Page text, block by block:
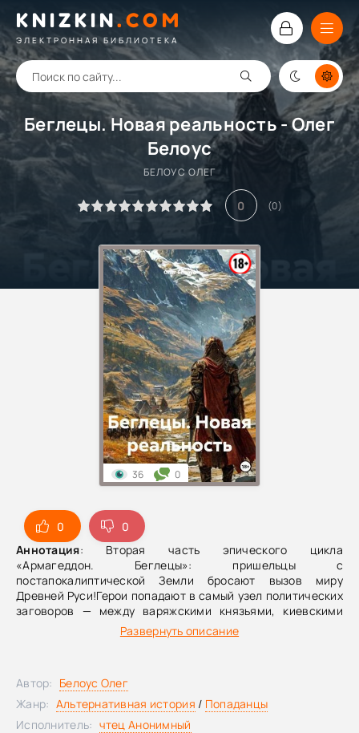
KNIZKIN.COM
ЭЛЕКТРОННАЯ БИБЛИОТЕКА
Беглецы. Новая реальность - Олег
Белоус
БЕЛОУС ОЛЕГ
0 (0)
0
0
Аннотация: Вторая часть эпического цикла
«Армагеддон. Беглецы»: пришельцы с
постапокалиптической Земли бросают вызов миру
Древней Руси!Герои попадают в самый узел политических
заговоров — между варяжскими князьями, киевскими
правителями, влиятельными жрецами и властителями
Восточной Римской империи. Но роль разменных фигур им
возрождение цивилизации — путь, который они выбирают.
Откройте для себя реальность, где наследие предков
сталкивается с решимостью людей нового времени!
Развернуть описание
36 0
Автор: Белоус Олег
Жанр: Альтернативная история / Попаданцы
Исполнитель: чтец Анонимный